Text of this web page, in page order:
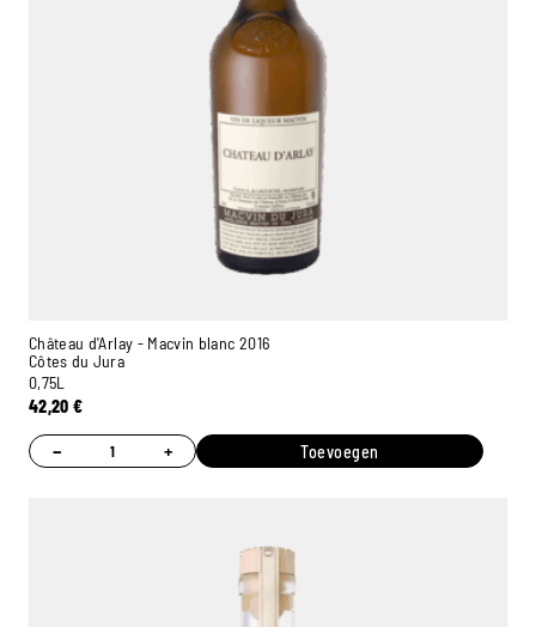
Château d'Arlay - Macvin blanc 2016
Côtes du Jura
0,75L
42,20€
− + Toevoegen